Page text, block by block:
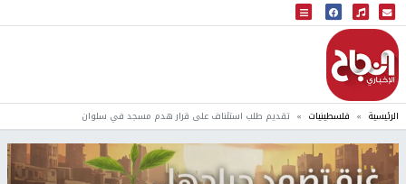
البث المباشر
إذاعة النجاح
الرئيسية فلسطينيات تقديم طلب استئناف على قرار هدم مسجد في سلوان